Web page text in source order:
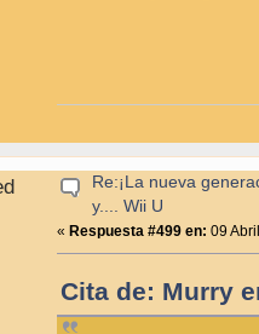
Re:¡La nueva
y.... Wii U
«Respuesta #499 en: 09
Cita de: Murry